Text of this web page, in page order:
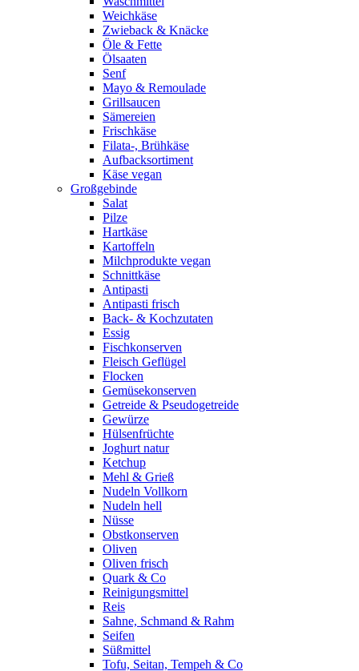
Weichkäse
Zwieback & Knäcke
Öle & Fette
Ölsaaten
Senf
Mayo & Remoulade
Grillsaucen
Sämereien
Frischkäse
Filata-, Brühkäse
Aufbacksortiment
Käse vegan
Großgebinde
Salat
Pilze
Hartkäse
Kartoffeln
Milchprodukte vegan
Schnittkäse
Antipasti
Antipasti frisch
Back- & Kochzutaten
Essig
Fischkonserven
Fleisch Geflügel
Flocken
Gemüsekonserven
Getreide & Pseudogetreide
Gewürze
Hülsenfrüchte
Joghurt natur
Ketchup
Mehl & Grieß
Nudeln Vollkorn
Nudeln hell
Nüsse
Obstkonserven
Oliven
Oliven frisch
Quark & Co
Reinigungsmittel
Reis
Sahne, Schmand & Rahm
Seifen
Süßmittel
Tofu, Seitan, Tempeh & Co